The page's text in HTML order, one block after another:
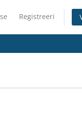
Registreeri